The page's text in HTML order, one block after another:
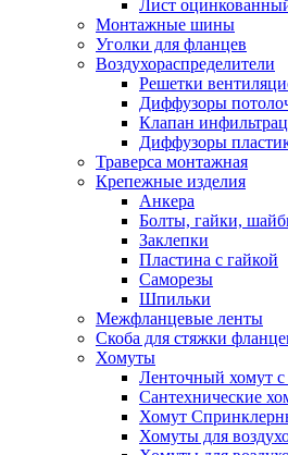
Лист
Монтажные шины
Уголки для фланцев
Воздухораспределители
Решетки
Диффузоры
Клапан
Диффузоры
Траверса монтажная
Крепежные изделия
Анкера
Болты, гайки,
Заклепки
Пластина с гайкой
Саморезы
Шпильки
Межфланцевые ленты
Скоба для стяжки
Хомуты
Ленточный хомут
Сантехнические
Хомут
Хомуты для